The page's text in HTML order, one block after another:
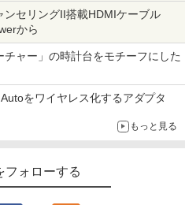
セリングII搭載HDMIケーブル
から
チャー」の時計台をモチーフにした
をワイヤレス化するアダプタ
もっと見る
フォローする